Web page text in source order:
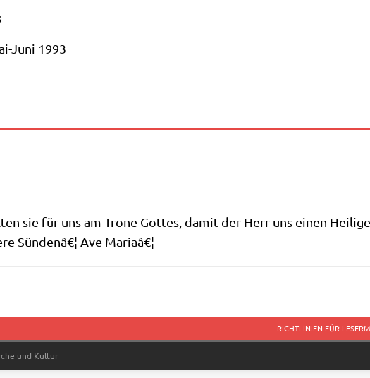
Juni 1993
sie für uns am Tro­ne Got­tes, damit der Herr uns einen
Sün­denâ€¦ Ave Mariaâ€¦
RICHTLINIEN FÜR
und Kultur